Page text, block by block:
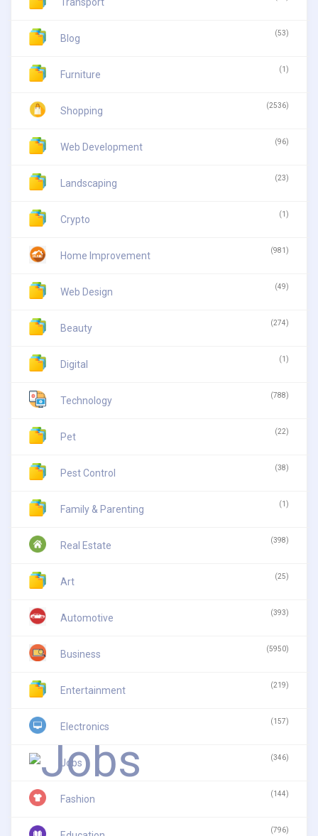
Transport
Blog (53)
Furniture (1)
Shopping (2536)
Web Development (96)
Landscaping (23)
Crypto (1)
Home Improvement (981)
Web Design (49)
Beauty (274)
Digital (1)
Technology (788)
Pet (22)
Pest Control (38)
Family & Parenting (1)
Real Estate (398)
Art (25)
Automotive (393)
Business (5950)
Entertainment (219)
Electronics (157)
Jobs (346)
Fashion (144)
(796)